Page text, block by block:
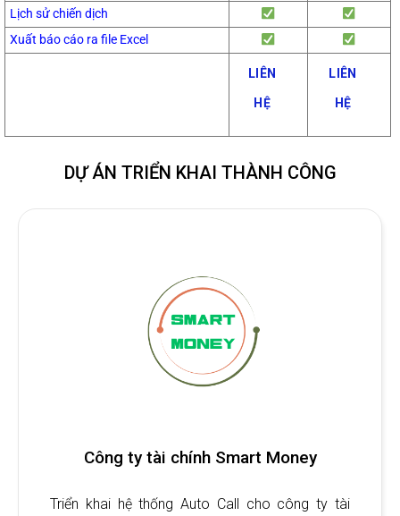
Lịch sử chiến dịch
Xuất báo cáo ra file Excel
LIÊN
HỆ
LIÊN
HỆ
DỰ ÁN TRIỂN KHAI THÀNH CÔNG
Công ty tài chính Smart Money
Triển khai hệ thống Auto Call cho công ty tài